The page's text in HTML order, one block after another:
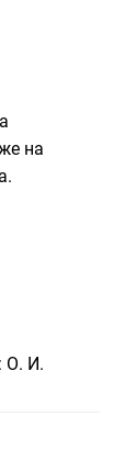
на
О. И.